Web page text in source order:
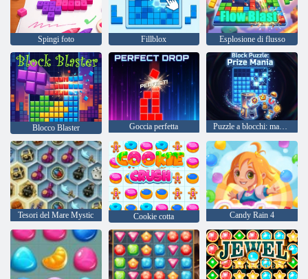
Spingi foto Fillblox Esplosione di flusso
Blocco Blaster Goccia perfetta Puzzle a blocchi: mania dei premi
Tesori del Mare Mystic Cookie cotta Candy Rain 4